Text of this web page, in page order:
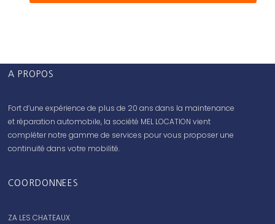
A PROPOS
Fort d’une expérience de plus de 20 ans dans la maintenance
et réparation automobile, la société MEL LOCATION vient
compléter notre gamme de services pour vous proposer une
continuité dans votre mobilité.
COORDONNEES
ZA LES CHATEAUX